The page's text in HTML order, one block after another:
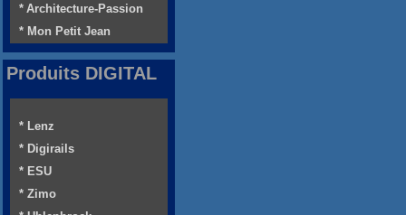
* Architecture-Passion
* Mon Petit Jean
Produits DIGITAL
* Lenz
* Digirails
* ESU
* Zimo